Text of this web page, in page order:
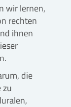
wir lernen,
rechten
ihnen
die
zu